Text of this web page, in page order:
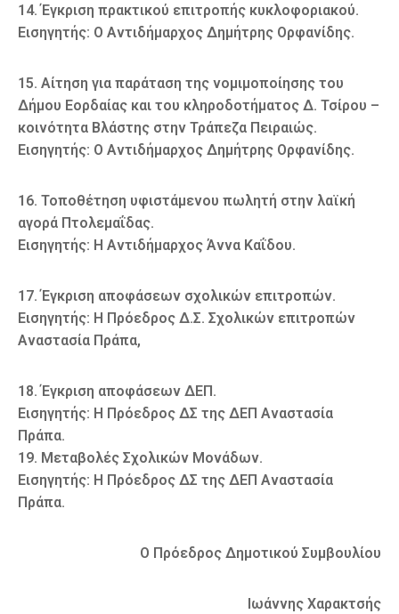
14. Έγκριση πρακτικού επιτροπής κυκλοφοριακού.
Εισηγητής: Ο Αντιδήμαρχος Δημήτρης Ορφανίδης.
15. Αίτηση για παράταση της νομιμοποίησης του
Δήμου Εορδαίας και του κληροδοτήματος Δ. Τσίρου –
κοινότητα Βλάστης στην Τράπεζα Πειραιώς.
Εισηγητής: Ο Αντιδήμαρχος Δημήτρης Ορφανίδης.
16. Τοποθέτηση υφιστάμενου πωλητή στην λαϊκή
αγορά Πτολεμαΐδας.
Εισηγητής: Η Αντιδήμαρχος Άννα Καΐδου.
17. Έγκριση αποφάσεων σχολικών επιτροπών.
Εισηγητής: Η Πρόεδρος Δ.Σ. Σχολικών επιτροπών
Αναστασία Πράπα,
18. Έγκριση αποφάσεων ΔΕΠ.
Εισηγητής: Η Πρόεδρος ΔΣ της ΔΕΠ Αναστασία
Πράπα.
19. Μεταβολές Σχολικών Μονάδων.
Εισηγητής: Η Πρόεδρος ΔΣ της ΔΕΠ Αναστασία
Πράπα.
Ο Πρόεδρος Δημοτικού Συμβουλίου
Ιωάννης Χαρακτσής